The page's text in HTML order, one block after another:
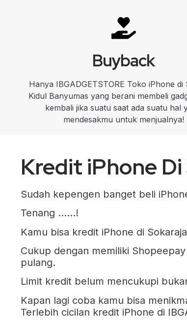
Buyback
Hanya IBGADGETSTORE Toko iPhone di
Kidul Banyumas yang berani membeli
kembali jika suatu saat ada suatu hal
mendesakmu untuk menjualnya!
Kredit iPhone
Sudah kepengen banget beli
Tenang ……!
Kamu bisa kredit iPhone di
Cukup dengan memiliki
pulang.
Limit kredit belum mencukupi
Kapan lagi coba kamu bisa
Terlebih cicilan kredit iPhone di